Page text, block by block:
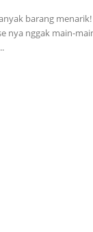
barang
nya nggak main-